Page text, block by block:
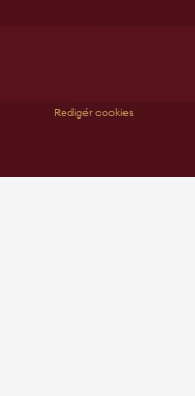
Redigér cookies